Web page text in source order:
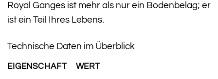
Royal Ganges ist mehr als nur ein Bodenbelag; er
ist ein Teil Ihres Lebens.
Technische Daten im Überblick
EIGENSCHAFT WERT